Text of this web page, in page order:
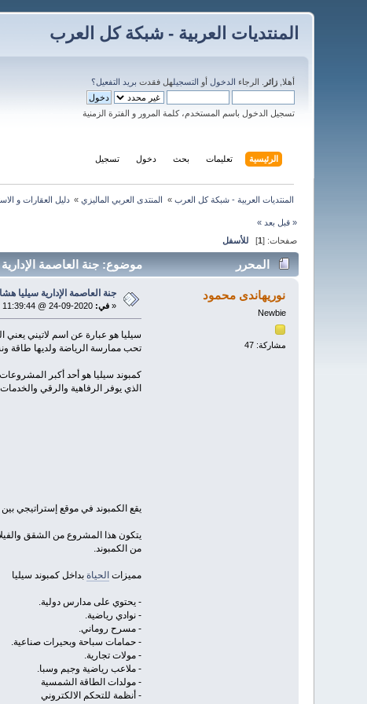
المنتديات العربية - شبكة كل العرب
أهلا,زائر . الرجاء الدخول أو التسجيلهل فقدت بريد التفعيل؟
تسجيل الدخول باسم المستخدم، كلمة المرور و الفترة الزمنية
الرئيسية تعليمات بحث دخول تسجيل
المنتديات العربية - شبكة كل العرب » المنتدى العربي الماليزي» دليل العقارات و
« قبل بعد »
صفحات: [1
]للأسفل
المحرر موضوع: جنة العاصمة الإدارية
نوريهاندى محمود
Newbie
مشاركة: 47
جنة العاصمة الإدارية
«في: 2020-09-24 @ 11:39:44 »
سيليا هو عبارة عن اسم لاتيني يعني
تحب ممارسة الرياضة ولديها طاقة
كمبوند سيليا هو أحد أكبر المشروعات
الذي يوفر الرفاهية والرقي
يقع الكمبوند في موقع إستراتيجي
يتكون هذا المشروع من الشقق
من الكمبوند.
مميزات الحياةبداخل كمبوند سيليا
- يحتوي على مدارس دولية.
- نوادي رياضية.
- مسرح روماني.
- حمامات سباحة وبحيرات صناعية.
- مولات تجارية.
- ملاعب رياضية وجيم وسبا.
- مولدات الطاقة الشمسية
- أنظمة للتحكم الالكتروني